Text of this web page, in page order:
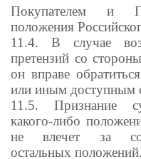
Покупателем и
положения
11.4. В случае
претензий со
он вправе
или иным доступным
11.5. Признание
какого-либо
не влечет за
остальных положений.